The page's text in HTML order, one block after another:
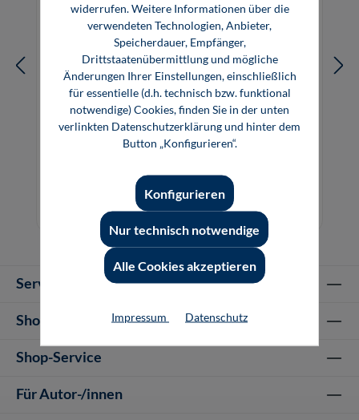
Sicherheit beim Umbau von Maschinen
49,80 €*
Service-Hotline
Shop Informationen
Shop-Service
Für Autor-/innen
widerrufen. Weitere Informationen über die
verwendeten Technologien, Anbieter,
Speicherdauer, Empfänger,
Drittstaatenübermittlung und mögliche
Änderungen Ihrer Einstellungen, einschließlich
für essentielle (d.h. technisch bzw. funktional
notwendige) Cookies, finden Sie in der unten
verlinkten Datenschutzerklärung und hinter dem
Button „Konfigurieren“.
Nur technisch notwendige
Konfigurieren
Alle Cookies akzeptieren
Impressum Datenschutz